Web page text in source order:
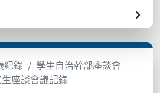
紀錄
學生自治幹部座談會
座談會議記錄